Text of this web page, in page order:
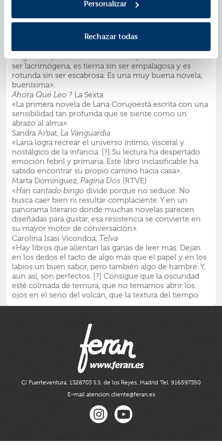
Personalizar
Rechazar todas
recomendar un libro, pero en este caso lo es. Es difícil
emocionarse, llegar a llorar. A mí este libro me hizo
La Lectura ? El Mundo
. Porque la novela merece la pena, es emotiva sin
ser lacrimógena, es tierna sin ser empalagosa y es
rotunda sin ser escabrosa. Es una muy buena novela,
buenísima».
Ahora Qué Leo ? La Sexta
«La primera novela de Lana Corujoestá escrita con una
sensibilidad tan profunda que se siente como un
abrazo al alma».
Sandra Arbat, La Vanguardia
«Lana logra recrear el universo íntimo, visceral y
nostálgico de la infancia. [?] Su lectura ha despertado
emoción febril y primaria. Este libro inclasificable ha
sabido encontrar su propio camino hacia casa».
Marta Dominguez, Página Dos (RTVE)
«Han cantado bingo divide porque no seduce. No
busca caer bien ni resultar complaciente. Y en un
panorama literario donde muchas novelas parecen
diseñadas para gustar, esa resistencia se convierte en
su mayor motor de conversación».
Carolina Isasi Vicondoa, Telva
«Hay libros que alientan las ganas de leer más. Dejan
en los dedos el tacto de algo más que el papel y en los
labios un buen sabor, pero también algo de hambre. Y,
aun así, son perfectos. [?] Consigue que la oscuridad
esté colmada de ternura, que no temamos abrir los
ojos en el seno del volcán, que la textura del tiempo
C/ Fuerteventura, 1328703 S.S. de los Reyes, Madrid Tel. 916597350
E-mail atencion.cliente@feran.es